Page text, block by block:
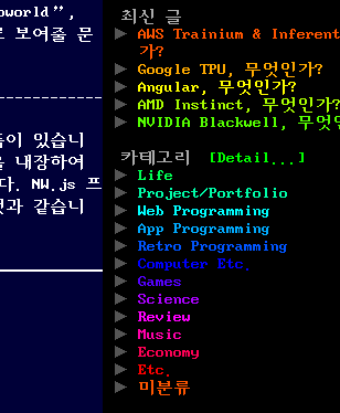
보여줄 문
있습니
내장하여
. NW.js 프
같습니
최신 글
AWS Trainium &
가?
Google TPU, 무엇인가?
Angular, 무엇인가?
AMD Instinct, 무엇인가?
NVIDIA Blackwell, 무엇
카테고리
[Detail...]
Life
Project/Portfolio
Web Programming
App Programming
Retro Programming
Computer Etc.
Games
Science
Review
Music
Economy
Etc.
미분류